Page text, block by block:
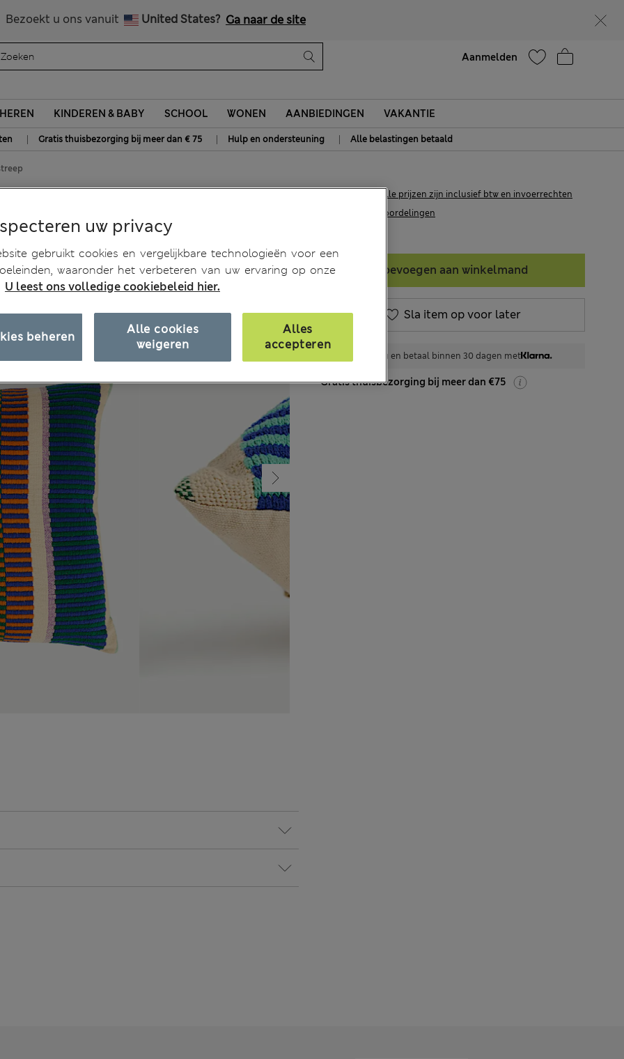
Bezoekt u ons vanuit United States? Ga naar de site
Aanmelden
HEREN KINDEREN & BABY SCHOOL WONEN AANBIEDINGEN VAKANTIE
| Gratis thuisbezorging bij meer dan € 75 | Hulp en ondersteuning | Alle belastingen betaald
met moderne 6 Beoordelingen
€48,00 Alle prijzen zijn inclusief btw en invoerrechten
Toevoegen aan winkelmand
Sla item op voor later
Shop nu en betaal binnen 30 dagen met
Gratis thuisbezorging bij meer dan €75
uw privacy
gebruikt cookies en vergelijkbare technologieën voor een
waaronder het verbeteren van uw ervaring op onze
U leest ons volledige cookiebeleid hier.
Alle cookies
weigeren
Alles
accepteren
beheren